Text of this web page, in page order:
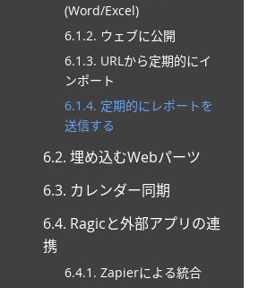
(Word/Excel)
6.1.2. ウェブに公開
6.1.3. URLから定期的にイ
ンポート
6.1.4. 定期的にレポートを
送信する
6.2. 埋め込むWebパーツ
6.3. カレンダー同期
6.4. Ragicと外部アプリの連
携
6.4.1. Zapierによる統合